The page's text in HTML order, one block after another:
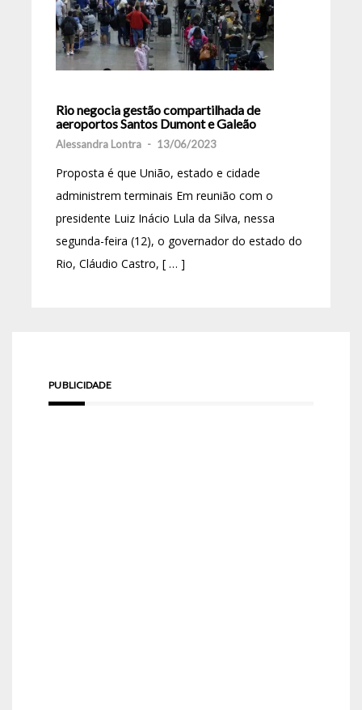
Rio negocia gestão compartilhada de
aeroportos Santos Dumont e Galeão
Alessandra Lontra - 13/06/2023
Proposta é que União, estado e cidade
administrem terminais Em reunião com o
presidente Luiz Inácio Lula da Silva, nessa
segunda-feira (12), o governador do estado do
Rio, Cláudio Castro, [ … ]
PUBLICIDADE